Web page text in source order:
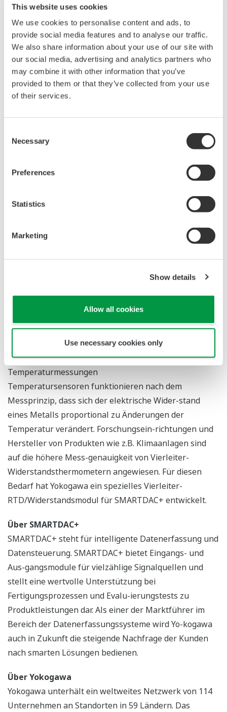
This website uses cookies
We use cookies to personalise content and ads, to
provide social media features and to analyse our traffic.
We also share information about your use of our site with
our social media, advertising and analytics partners who
may combine it with other information that you’ve
provided to them or that they’ve collected from your use
of their services.
Selection
Necessary
Preferences
Statistics
Marketing
Show details
Allow all cookies
Use necessary cookies only
Industrieöfen oder der Steuerung des Dosiervorgangs
in Wasseraufbereitungsanlagen – sind Systeme
gefragt, die sich ohne aufwendiges Engineering schnell
und einfach installieren lassen. Bislang wa-ren für die
Steuerung von Temperatur, Durchfluss und Druck ein
Recorder und eine Steue-rung für jeden Regelkreis
erforderlich. Oder es musste eine spezifische Lösung
programmierbaren Steuerung oder einem Touch Pa-nel
Bei Verwendung der neuen PID-Reglermodule aus
Release 4 kann SMARTDAC+ bis zu 20 Regelkreise
steuern und überwachen. Bei der PID-Steuerung
werden Prozessvariablen wie Temperatur, Druck und
Recordern der GX und GP Serie stehen eine intuitive
die Überwachung und Rege-lung von Temperatur und
Durchfluss zur Verfügung. Außerdem ermöglicht die bei
Funktionalität die Fernüberwachung und -steuerung
3. Vierleiter-Widerstandsthermometer
(RTD)/Widerstandsmodul für hochpräzise
Temperaturmessungen
Temperatursensoren funktionieren nach dem
Messprinzip, dass sich der elektrische Wider-stand
eines Metalls proportional zu Änderungen der
Temperatur verändert. Forschungsein-richtungen und
Hersteller von Produkten wie z.B. Klimaanlagen sind
auf die höhere Mess-genauigkeit von Vierleiter-
Widerstandsthermometern angewiesen. Für diesen
Bedarf hat Yokogawa ein spezielles Vierleiter-
RTD/Widerstandsmodul für SMARTDAC+ entwickelt.
Über SMARTDAC+
SMARTDAC+ steht für intelligente Datenerfassung und
Datensteuerung. SMARTDAC+ bietet Eingangs- und
Aus-gangsmodule für vielzählige Signalquellen und
stellt eine wertvolle Unterstützung bei
Fertigungsprozessen und Evalu-ierungstests zu
Produktleistungen dar. Als einer der Marktführer im
Bereich der Datenerfassungssysteme wird Yo-kogawa
auch in Zukunft die steigende Nachfrage der Kunden
nach smarten Lösungen bedienen.
Über Yokogawa
Yokogawa unterhält ein weltweites Netzwerk von 114
Unternehmen an Standorten in 59 Ländern. Das